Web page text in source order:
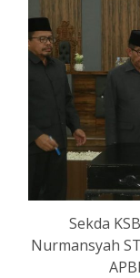
Sekda
Nurmansyah